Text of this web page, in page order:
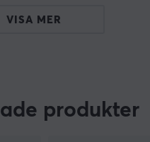
VISA MER
produkter